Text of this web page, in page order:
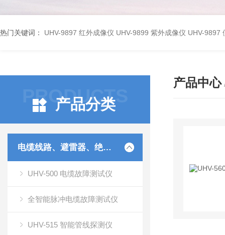
热门关键词： UHV-9897 红外成像仪 UHV-9899 紫外成像仪 UHV-9897
PRODUCTS
产品分类
电缆线路、避雷器、绝缘子测试仪器
UHV-500 电缆故障测试仪
全智能脉冲电缆故障测试仪
UHV-515 智能管线探测仪
产品中心